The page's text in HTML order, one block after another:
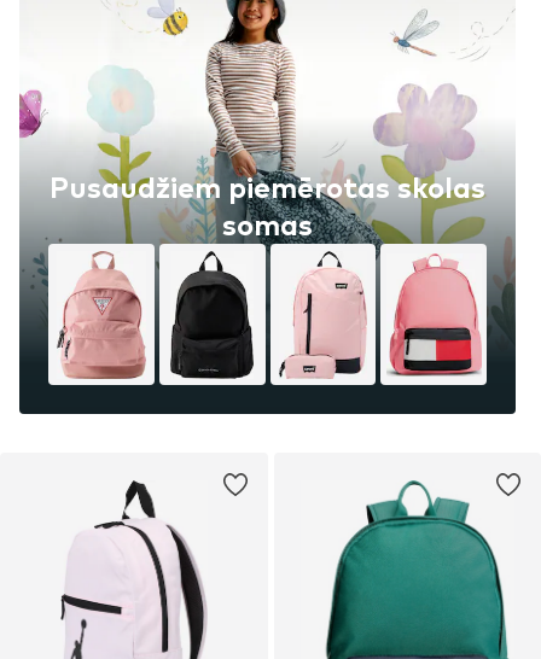
Pusaudžiem piemērotas skolas
somas